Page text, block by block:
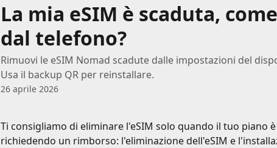
La mia eSIM è scaduta,
dal telefono?
Rimuovi le eSIM Nomad scadute dalle impostazioni del
Usa il backup QR per reinstallare.
26 aprile 2026
Ti consigliamo di eliminare l'eSIM solo quando il tuo piano
richiedendo un rimborso: l'eliminazione dell'eSIM e